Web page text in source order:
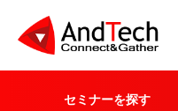
セミナーを探す